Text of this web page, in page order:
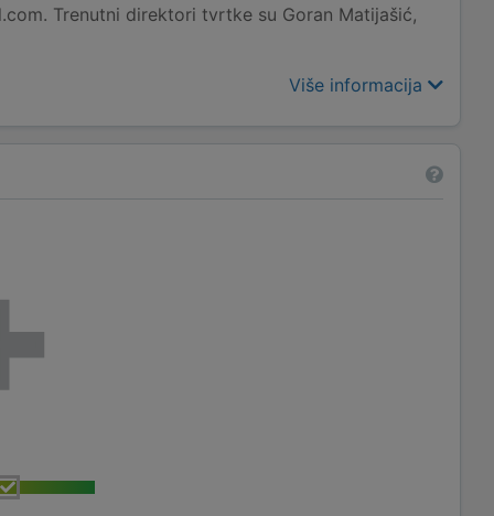
Trenutni direktori tvrtke su Goran Matijašić,
Više informacija